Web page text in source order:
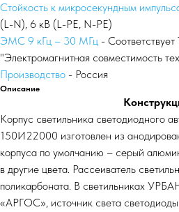
Стойкость к микросекундным
(L-N), 6 кВ (L-PE, N-PE)
ЭМС 9 кГц – 30 МГц -
"Электромагнитная совместимость
Производство - Россия
Описание
Корпус светильника светодиодного
150И22000 изготовлен из
корпуса по умолчанию – серый
в другие цвета. Рассеиватель
поликарбоната. В светильниках
«АРГОС», источник света